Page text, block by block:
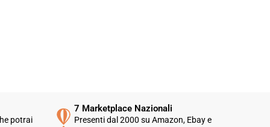
potrai
7 Marketplace Nazionali
Presenti dal 2000 su Amazon, Ebay e